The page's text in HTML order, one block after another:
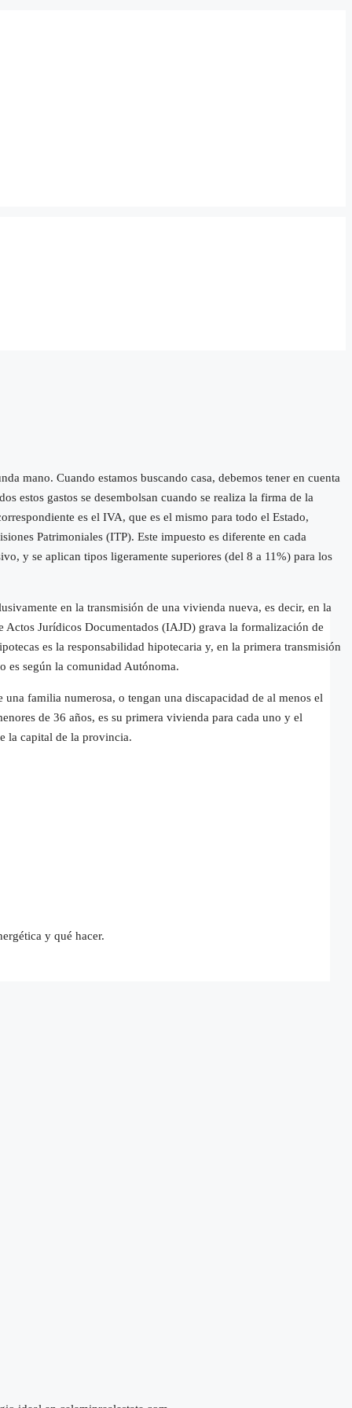
mano. Cuando estamos buscando casa, debemos tener en cuenta
estos gastos se desembolsan cuando se realiza la firma de la
es el IVA, que es el mismo para todo el Estado,
Patrimoniales (ITP). Este impuesto es diferente en cada
y se aplican tipos ligeramente superiores (del 8 a 11%) para los
en la transmisión de una vivienda nueva, es decir, en la
Jurídicos Documentados (IAJD) grava la formalización de
es la responsabilidad hipotecaria y, en la primera transmisión
es según la comunidad Autónoma.
familia numerosa, o tengan una discapacidad de al menos el
de 36 años, es su primera vivienda para cada uno y el
la capital de la provincia.
y qué hacer.